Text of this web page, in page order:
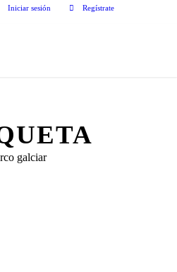
Iniciar sesión Regístrate
galciar